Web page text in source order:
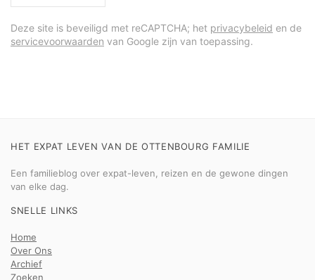
Deze site is beveiligd met reCAPTCHA; het privacybeleid en de
servicevoorwaarden van Google zijn van toepassing.
HET EXPAT LEVEN VAN DE OTTENBOURG FAMILIE
Een familieblog over expat-leven, reizen en de gewone dingen
van elke dag.
SNELLE LINKS
Home
Over Ons
Archief
Zoeken